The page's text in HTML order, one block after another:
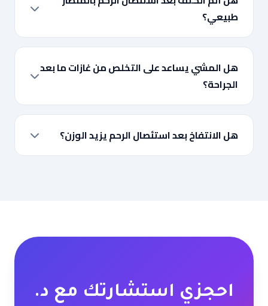
طبيعي؟
هل المشي يساعد على التخلص من غازات ما بعد
الجراحة؟
هل الانتفاخ بعد استئصال الرحم يزيد الوزن؟
احجزي استشارتك مع د.